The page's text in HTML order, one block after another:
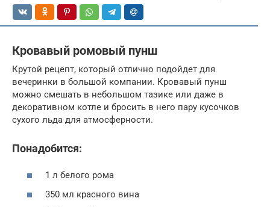
Кровавый ромовый пунш
Крутой рецепт, который отлично подойдет для
вечеринки в большой компании. Кровавый пунш
можно смешать в небольшом тазике или даже в
декоративном котле и бросить в него пару кусочков
сухого льда для атмосферности.
Понадобится:
1 л белого рома
350 мл красного вина